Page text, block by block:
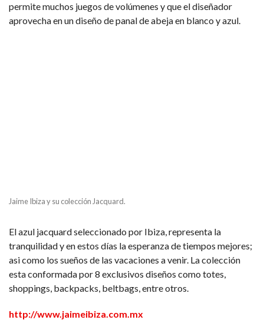
permite muchos juegos de volúmenes y que el diseñador
aprovecha en un diseño de panal de abeja en blanco y azul.
Jaime Ibiza y su colección Jacquard.
El azul jacquard seleccionado por Ibiza, representa la
tranquilidad y en estos días la esperanza de tiempos mejores;
asi como los sueños de las vacaciones a venir. La colección
esta conformada por 8 exclusivos diseños como totes,
shoppings, backpacks, beltbags, entre otros.
http://www.jaimeibiza.com.mx